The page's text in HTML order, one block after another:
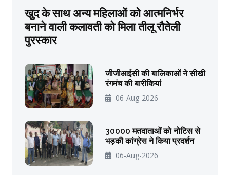
खुद के साथ अन्य महिलाओं को आत्मनिर्भर
बनाने वाली कलावती को मिला तीलू रौतेली
पुरस्कार
जीजीआईसी की बालिकाओं ने सीखी
रंगमंच की बारीकियां
06-Aug-2026
30000 मतदाताओं को नोटिस से
भड़की कांग्रेस ने किया प्रदर्शन
06-Aug-2026